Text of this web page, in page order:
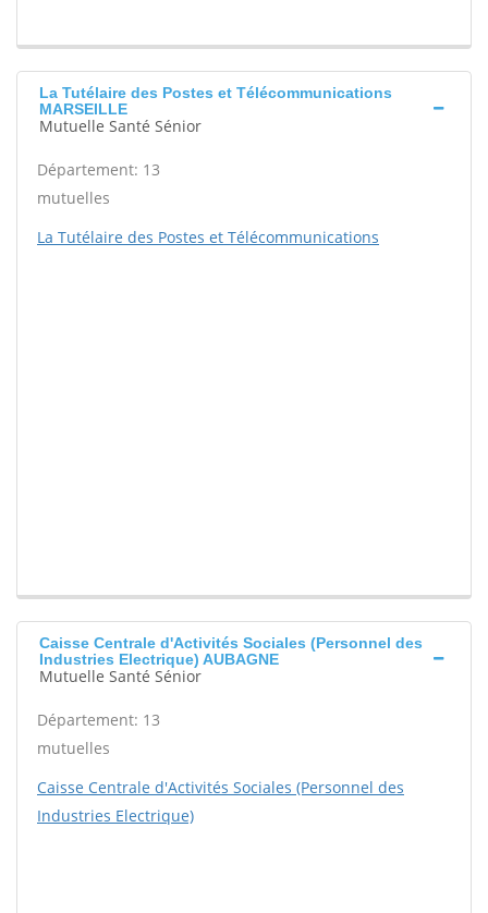
La Tutélaire des Postes et Télécommunications
MARSEILLE
Mutuelle Santé Sénior
Département: 13
mutuelles
La Tutélaire des Postes et Télécommunications
Caisse Centrale d'Activités Sociales (Personnel des
Industries Electrique) AUBAGNE
Mutuelle Santé Sénior
Département: 13
mutuelles
Caisse Centrale d'Activités Sociales (Personnel des
Industries Electrique)